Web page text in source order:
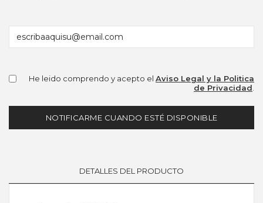
He leido comprendo y acepto el Aviso Legal y la Politica
de Privacidad
NOTIFICARME CUANDO ESTÉ DISPONIBLE
DETALLES DEL PRODUCTO